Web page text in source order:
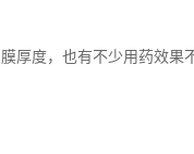
厚度，也有不少用药效果